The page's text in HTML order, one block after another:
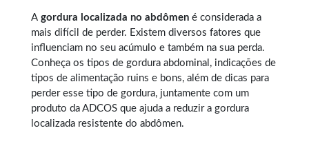
A gordura localizada no abdômen é considerada a
mais difícil de perder. Existem diversos fatores que
influenciam no seu acúmulo e também na sua perda.
Conheça os tipos de gordura abdominal , indicações de
tipos de alimentação ruins e bons, além de dicas para
perder esse tipo de gordura, juntamente com um
produto da ADCOS que ajuda a reduzir a gordura
localizada resistente do abdômen.